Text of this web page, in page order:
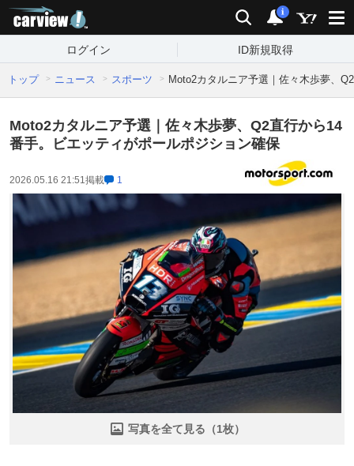
検索 通知
i
ログイン ID新規取得
トップ ニュース スポーツ Moto2カタルニア予選｜佐々木歩夢、
Moto2カタルニア予選｜佐々木歩夢、Q2直行から14
番手。ビエッティがポールポジション確保
2026.05.16 21:51掲載 1
写真を全て見る（1枚）